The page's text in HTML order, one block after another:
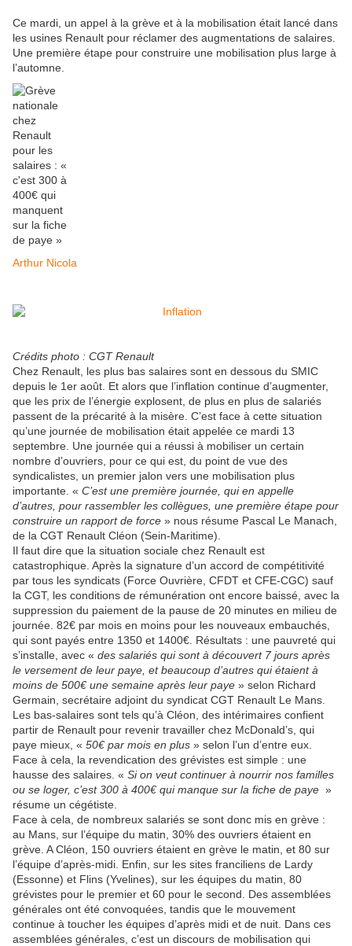
Ce mardi, un appel à la grève et à la mobilisation était lancé dans
les usines Renault pour réclamer des augmentations de salaires.
Une première étape pour construire une mobilisation plus large à
l’automne.
Arthur Nicola
Crédits photo : CGT Renault
Chez Renault, les plus bas salaires sont en dessous du SMIC
depuis le 1er août. Et alors que l’inflation continue d’augmenter,
que les prix de l’énergie explosent, de plus en plus de salariés
passent de la précarité à la misère. C’est face à cette situation
qu’une journée de mobilisation était appelée ce mardi 13
septembre. Une journée qui a réussi à mobiliser un certain
nombre d’ouvriers, pour ce qui est, du point de vue des
syndicalistes, un premier jalon vers une mobilisation plus
importante. « C’est une première journée, qui en appelle
d’autres, pour rassembler les collègues, une première étape pour
construire un rapport de force » nous résume Pascal Le Manach,
de la CGT Renault Cléon (Sein-Maritime).
Il faut dire que la situation sociale chez Renault est
catastrophique. Après la signature d’un accord de compétitivité
par tous les syndicats (Force Ouvrière, CFDT et CFE-CGC) sauf
la CGT, les conditions de rémunération ont encore baissé, avec la
suppression du paiement de la pause de 20 minutes en milieu de
journée. 82€ par mois en moins pour les nouveaux embauchés,
qui sont payés entre 1350 et 1400€. Résultats : une pauvreté qui
s’installe, avec « des salariés qui sont à découvert 7 jours après
le versement de leur paye, et beaucoup d’autres qui étaient à
moins de 500€ une semaine après leur paye » selon Richard
Germain, secrétaire adjoint du syndicat CGT Renault Le Mans.
Les bas-salaires sont tels qu’à Cléon, des intérimaires confient
partir de Renault pour revenir travailler chez McDonald’s, qui
paye mieux, « 50€ par mois en plus » selon l’un d’entre eux.
Face à cela, la revendication des grévistes est simple : une
hausse des salaires. « Si on veut continuer à nourrir nos familles
ou se loger, c’est 300 à 400€ qui manque sur la fiche de paye »
résume un cégétiste.
Face à cela, de nombreux salariés se sont donc mis en grève :
au Mans, sur l’équipe du matin, 30% des ouvriers étaient en
grève. A Cléon, 150 ouvriers étaient en grève le matin, et 80 sur
l’équipe d’après-midi. Enfin, sur les sites franciliens de Lardy
(Essonne) et Flins (Yvelines), sur les équipes du matin, 80
grévistes pour le premier et 60 pour le second. Des assemblées
générales ont été convoquées, tandis que le mouvement
continue à toucher les équipes d’après midi et de nuit. Dans ces
assemblées générales, c’est un discours de mobilisation qui